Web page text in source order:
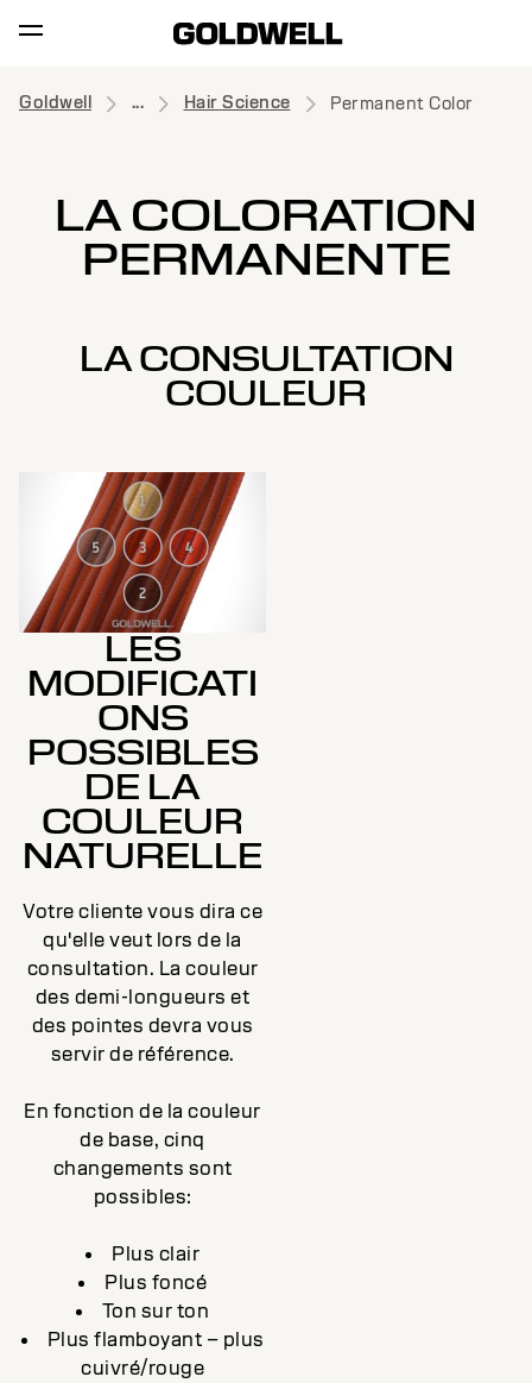
Goldwell ... Hair Science Permanent Color
LA COLORATION
PERMANENTE
LA CONSULTATION
COULEUR
LES
MODIFICATI
ONS
POSSIBLES
DE LA
COULEUR
NATURELLE
Votre cliente vous dira ce
qu'elle veut lors de la
consultation. La couleur
des demi-longueurs et
des pointes devra vous
servir de référence.
En fonction de la couleur
de base, cinq
changements sont
possibles:
Plus clair
Plus foncé
Ton sur ton
Plus flamboyant – plus
cuivré/rouge